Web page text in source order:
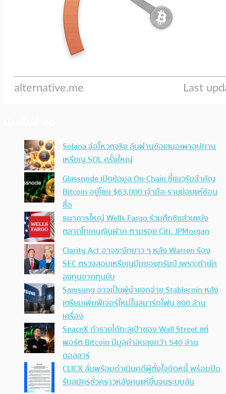
Solana จ่อโหวตจริง ลุ้นผ่านข้อเสนอเผาอุปทาน
เหรียญ SOL ครั้งใหญ่
Glassnode เปิดข้อมูล On-Chain ชี้แนวรับสำคัญ
Bitcoin อยู่โซน $63,000 เจ้ามือ-รายย่อยแห่ช้อน
ซื้อ
ธนาคารใหญ่ Wells Fargo ร่วมศึกชิงส่วนแบ่ง
ตลาดโทเคนเงินฝาก ตามรอย Citi, JPMorgan
Clarity Act อาจชะงักยาว ๆ หลัง Warren ร้อง
SEC ตรวจสอบเหรียญมีมของทรัมป์ เพราะทำนัก
ลงทุนขาดทุนยับ
Samsung อาจเป็นผู้นำแจกจ่าย Stablecoin หลัง
เตรียมเพิ่มฟีเจอร์ใหม่ในสมาร์ทโฟน 800 ล้าน
เครื่อง
SpaceX ทำรายได้ทะลุเป้าของ Wall Street แต่
พอร์ต Bitcoin มีมูลค่าลดลงกว่า 540 ล้าน
ดอลลาร์
CLICX ลั่นพร้อมดำเนินคดีผู้ตั้งใจบิดหนี้ พร้อมปิด
รับสมัครชั่วคราวหลังคนแห่ยื่นจนระบบล้น